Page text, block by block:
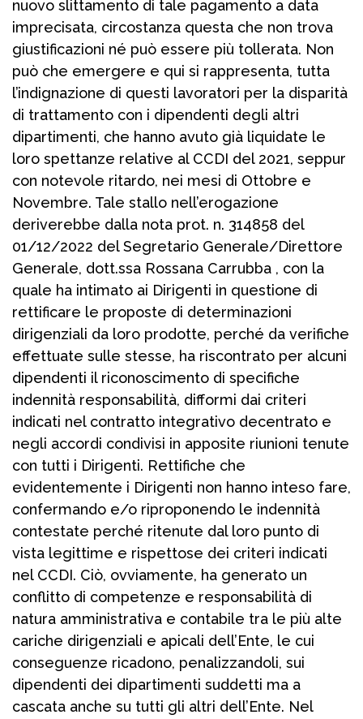
nuovo slittamento di tale pagamento a data
imprecisata, circostanza questa che non trova
giustificazioni né può essere più tollerata. Non
può che emergere e qui si rappresenta, tutta
l’indignazione di questi lavoratori per la disparità
di trattamento con i dipendenti degli altri
dipartimenti, che hanno avuto già liquidate le
loro spettanze relative al CCDI del 2021, seppur
con notevole ritardo, nei mesi di Ottobre e
Novembre. Tale stallo nell’erogazione
deriverebbe dalla nota prot. n. 314858 del
01/12/2022 del Segretario Generale/Direttore
Generale, dott.ssa Rossana Carrubba , con la
quale ha intimato ai Dirigenti in questione di
rettificare le proposte di determinazioni
dirigenziali da loro prodotte, perché da verifiche
effettuate sulle stesse, ha riscontrato per alcuni
dipendenti il riconoscimento di specifiche
indennità responsabilità, difformi dai criteri
indicati nel contratto integrativo decentrato e
negli accordi condivisi in apposite riunioni tenute
con tutti i Dirigenti. Rettifiche che
evidentemente i Dirigenti non hanno inteso fare,
confermando e/o riproponendo le indennità
contestate perché ritenute dal loro punto di
vista legittime e rispettose dei criteri indicati
nel CCDI. Ciò, ovviamente, ha generato un
conflitto di competenze e responsabilità di
natura amministrativa e contabile tra le più alte
cariche dirigenziali e apicali dell’Ente, le cui
conseguenze ricadono, penalizzandoli, sui
dipendenti dei dipartimenti suddetti ma a
cascata anche su tutti gli altri dell’Ente. Nel